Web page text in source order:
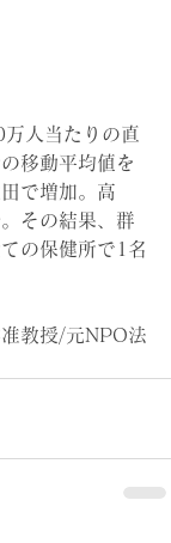
人当たりの直
移動平均値を
で増加。高
その結果、群
の保健所で1名
教授/元NPO法